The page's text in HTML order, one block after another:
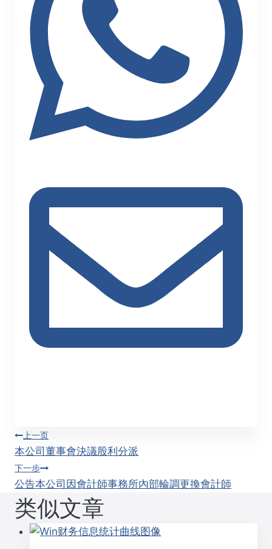
文
章
导
航
上一页
本公司董事會決議股利分派
下一步
公告本公司因會計師事務所內部輪調更換會計師
类似文章